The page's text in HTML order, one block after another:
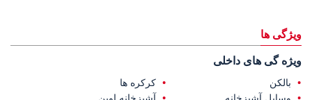
یک‌خوابه طبقه همکف شامل آشپزخانه، نشیمن، هال و حمام هستند.
واحدهای یک‌خوابه طبقات میانی دارای بالکن نیز می‌باشند. واحدهای
سه‌خوابه به صورت دوبلکس طراحی شده‌اند و شامل آشپزخانه، نشیمن،
دو حمام، بالکن و تراس ۱۸ متری هستند.
تمام واحدها مجهز به ست آشپزخانه توکار بوش سه‌تکه، کرکره‌های
ویژگی ها
ویژه گی های داخلی
بالکن
کرکره ها